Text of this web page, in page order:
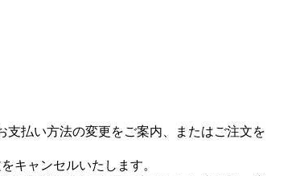
払い方法の変更をご案内、またはご注文を
キャンセルいたします。